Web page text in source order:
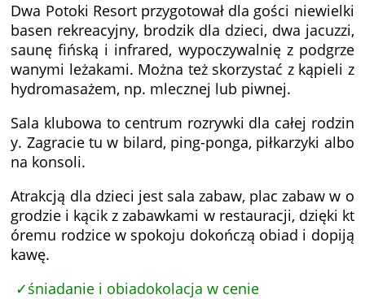
Dwa Potoki Resort przygotował dla gości niewielki
basen rekreacyjny, brodzik dla dzieci, dwa jacuzzi,
saunę fińską i infrared, wypoczywalnię z podgrze
wanymi leżakami. Można też skorzystać z kąpieli z
hydromasażem, np. mlecznej lub piwnej.
Sala klubowa to centrum rozrywki dla całej rodzin
y. Zagracie tu w bilard, ping-ponga, piłkarzyki albo
na konsoli.
Atrakcją dla dzieci jest sala zabaw, plac zabaw w o
grodzie i kącik z zabawkami w restauracji, dzięki kt
óremu rodzice w spokoju dokończą obiad i dopiją
kawę.
śniadanie i obiadokolacja w cenie